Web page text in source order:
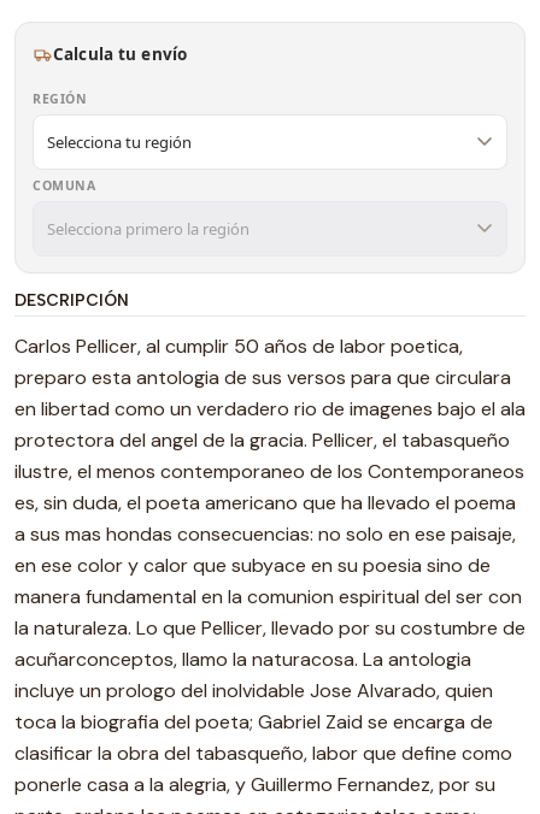
Calcula tu envío
REGIÓN
COMUNA
DESCRIPCIÓN
Carlos Pellicer, al cumplir 50 años de labor poetica,
preparo esta antologia de sus versos para que circulara
en libertad como un verdadero rio de imagenes bajo el ala
protectora del angel de la gracia. Pellicer, el tabasqueño
ilustre, el menos contemporaneo de los Contemporaneos
es, sin duda, el poeta americano que ha llevado el poema
a sus mas hondas consecuencias: no solo en ese paisaje,
en ese color y calor que subyace en su poesia sino de
manera fundamental en la comunion espiritual del ser con
la naturaleza. Lo que Pellicer, llevado por su costumbre de
acuñarconceptos, llamo la naturacosa. La antologia
incluye un prologo del inolvidable Jose Alvarado, quien
toca la biografia del poeta; Gabriel Zaid se encarga de
clasificar la obra del tabasqueño, labor que define como
ponerle casa a la alegria, y Guillermo Fernandez, por su